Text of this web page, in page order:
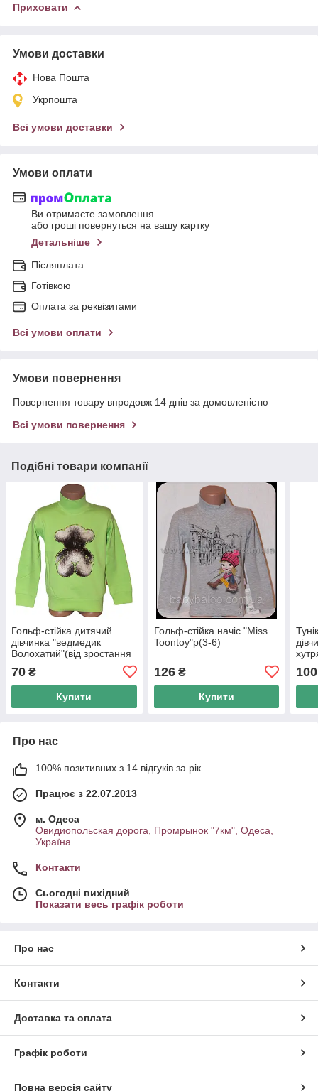
Приховати
Умови доставки
Нова Пошта
Укрпошта
Всі умови доставки
Умови оплати
Ви отримаєте замовлення
або гроші повернуться на вашу картку
Детальніше
Післяплата
Готівкою
Оплата за реквізитами
Всі умови оплати
Умови повернення
Повернення товару впродовж 14 днів за домовленістю
Всі умови повернення
Подібні товари компанії
Гольф-стійка дитячий
дівчинка "ведмедик
Волохатий"(від зростання
70 ₴
Купити
Гольф-стійка начіс "Miss
Toontoy"р(3-6)
126₴
Купити
100
Про нас
100% позитивних з 14 відгуків за рік
Працює з 22.07.2013
м. Одеса
Овидиопольская дорога, Промрынок "7км", Одеса,
Україна
Контакти
Сьогодні вихідний
Показати весь графік роботи
Про нас
Контакти
Доставка та оплата
Графік роботи
Повна версія сайту